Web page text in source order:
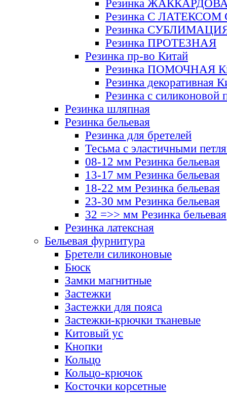
Резинка
Резинка С ЛАТЕКСОМ
Резинка
Резинка ПРОТЕЗНАЯ
Резинка пр-во Китай
Резинка ПОМОЧНАЯ
Резинка декоративная
Резинка с силиконовой
Резинка шляпная
Резинка бельевая
Резинка для бретелей
Тесьма с эластичными
08-12 мм Резинка бельевая
13-17 мм Резинка бельевая
18-22 мм Резинка бельевая
23-30 мм Резинка бельевая
32 =>> мм Резинка бельевая
Резинка латексная
Бельевая фурнитура
Бретели силиконовые
Бюск
Замки магнитные
Застежки
Застежки для пояса
Застежки-крючки тканевые
Китовый ус
Кнопки
Кольцо
Кольцо-крючок
Косточки корсетные